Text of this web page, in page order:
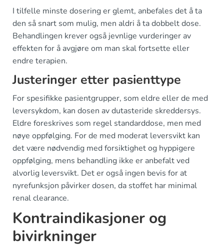
I tilfelle minste dosering er glemt, anbefales det å ta
den så snart som mulig, men aldri å ta dobbelt dose.
Behandlingen krever også jevnlige vurderinger av
effekten for å avgjøre om man skal fortsette eller
endre terapien.
Justeringer etter pasienttype
For spesifikke pasientgrupper, som eldre eller de med
leversykdom, kan dosen av dutasteride skreddersys.
Eldre foreskrives som regel standarddose, men med
nøye oppfølging. For de med moderat leversvikt kan
det være nødvendig med forsiktighet og hyppigere
oppfølging, mens behandling ikke er anbefalt ved
alvorlig leversvikt. Det er også ingen bevis for at
nyrefunksjon påvirker dosen, da stoffet har minimal
renal clearance.
Kontraindikasjoner og
bivirkninger